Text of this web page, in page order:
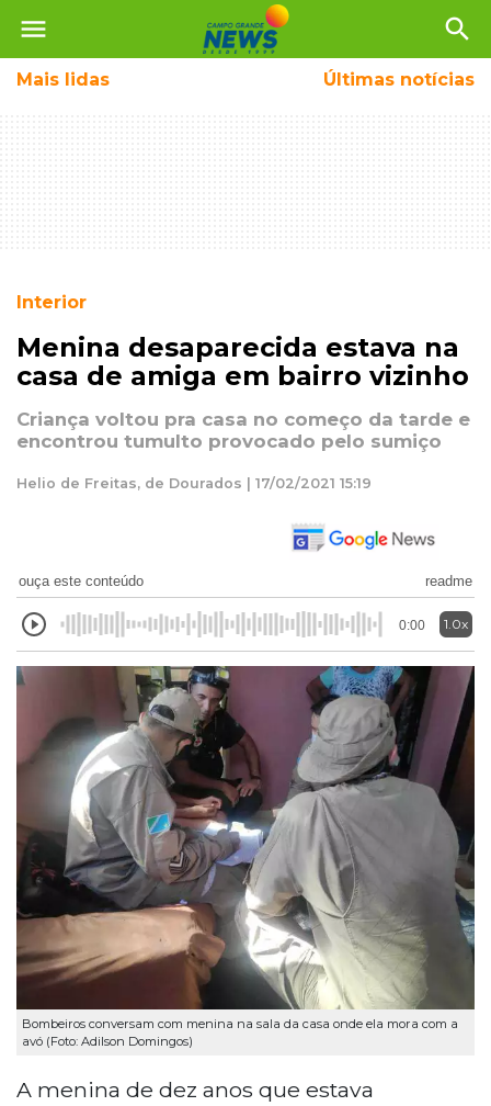
menu search
Mais lidas Últimas notícias
Interior
Menina desaparecida estava na
casa de amiga em bairro vizinho
Criança voltou pra casa no começo da tarde e
encontrou tumulto provocado pelo sumiço
Helio de Freitas, de Dourados | 17/02/2021 15:19
ouça este conteúdo readme
0:00 1.0x
Bombeiros conversam com menina na sala da casa onde ela mora com a
avó (Foto: Adilson Domingos)
A menina de dez anos que estava